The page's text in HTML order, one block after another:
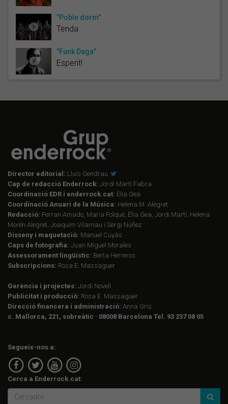
"Poble dorm"
Tenda
"Funk Daga"
Esperit!
Director editorial: Lluís Gendrau
Cap de redacció Enderrock: Jordi Martí Fabra
Coordinació EDR i enderrock.cat: Èlia Gea
Coordinació Anuari de la Música: Helena M. Alegret
Redacció: Ferran Amado, Maria Folqué, Èlia Gea, Jordi Martí, Helena
Morén Alegret, Joaquim Vilarnau i Sergi Núñez
Disseny i maquetació: Manuel Cuyàs
Caps de fotografia: Juan Miguel Morales
Assessorament lingüístic: Berta Herreros
Subscripcions: Rosa E. Massaguer
Gerència i projectes: Jordi Novell
Publicitat i producció: Rosa E. Massaguer
Direcció financera i administració: Anna Gris
c. Mallorca, 221, sobreàtic · 08008 Barcelona Tel. 93 237 08 05
Segueix-nos a:
Cerca a Enderrock.cat: